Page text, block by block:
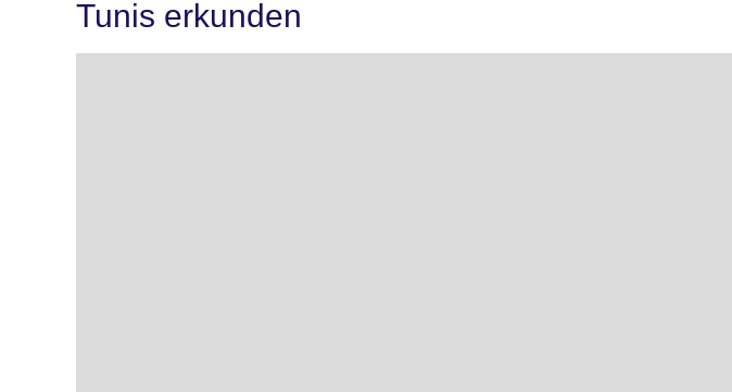
Tunis erkunden